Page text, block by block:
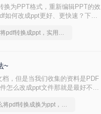
换为PPT格式，重新编辑PPT的效
如何改成ppt更好、更快速？下面
怎么将pdf转换成ppt，实用方法不要错过
~
，但是当我们收集的资料是PDF
怎么改成ppt文件那就是最好不过
怎么将pdf转换成换为ppt，分享一种简单的方法